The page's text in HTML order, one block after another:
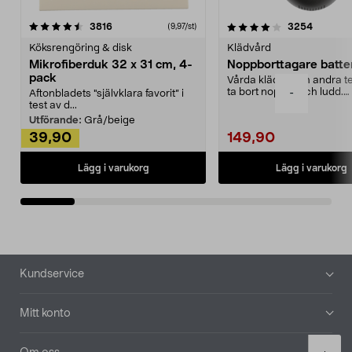
-
3816recensioner (9,97/st)
Köksrengöring & disk
Mikrofiberduk 32 x 31 cm, 4-
pack
Aftonbladets "självklara favorit” i
test av d...
Utförande: Grå/beige
39,90
Lägg i varukorg
4.0av 5 stjärnor 3254
Klädvård
Noppborttagare
Vårda kläder och andra
ta bort noppor och ludd.
149,90
Lägg i varukorg
4.5av 5 stjärnor
Sidfot
Kundservice
Mitt konto